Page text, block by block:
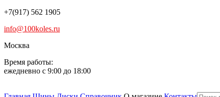
+7(917) 562 1905
info@100koles.ru
Москва
Время работы:
ежедневно с 9:00 до 18:00